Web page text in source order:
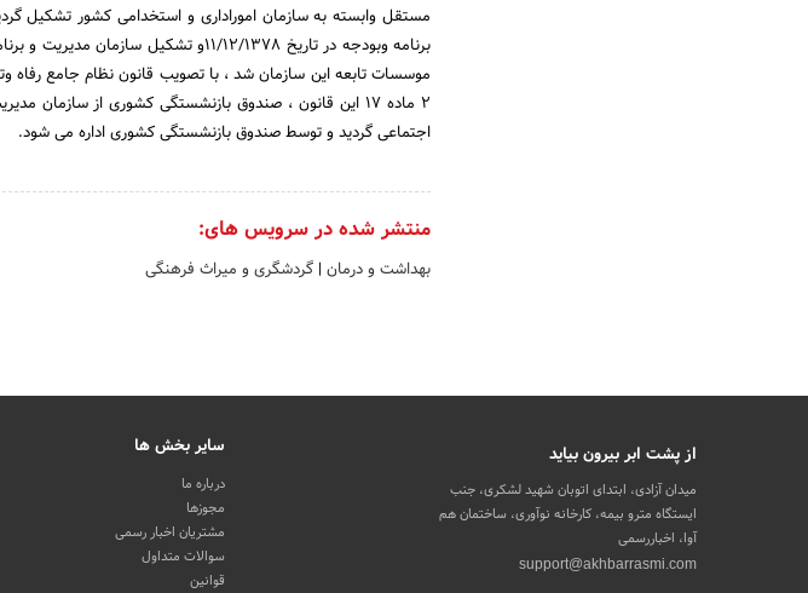
مستقل وابسته به سازمان اموراداری و استخدامی کشور تشکیل
برنامه وبودجه در تاریخ 11/12/1378و
2 ماده 17 این قانون ، صندوق بازنشستگی کشوری از سازمان
اجتماعی گردید و توسط صندوق بازنشستگی کشوری اداره می شود.
منتشر شده در سرویس های:
بهداشت و درمان | گردشگری و میراث فرهنگی
از پشت ابر بیرون بیاید
میدان آزادی، ابتدای اتوبان شهید لشکری، جنب
ایستگاه مترو بیمه، کارخانه نوآوری، ساختمان هم
آوا، اخباررسمی
support@akhbarrasmi.com
سایر بخش ها
درباره ما
مجوزها
مشتریان اخبار رسمی
سوالات متداول
قوانین